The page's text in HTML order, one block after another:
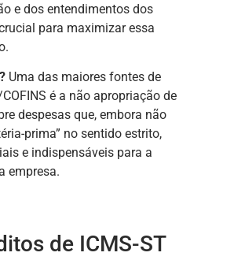
e dos entendimentos dos
para maximizar essa
Uma das maiores fontes de
é a não apropriação de
despesas que, embora não
prima” no sentido estrito,
e indispensáveis para a
empresa.
de ICMS-ST